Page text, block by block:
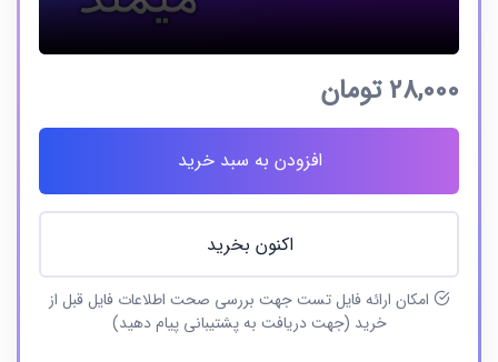
28,000تومان
افزودن به سبد خرید
اکنون بخرید
امکان ارائه فایل تست جهت بررسی صحت اطلاعات فایل قبل از
خرید (جهت دریافت به پشتیبانی پیام دهید)